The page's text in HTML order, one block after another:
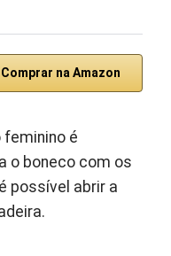
Comprar na Amazon
feminino é
o boneco com os
possível abrir a